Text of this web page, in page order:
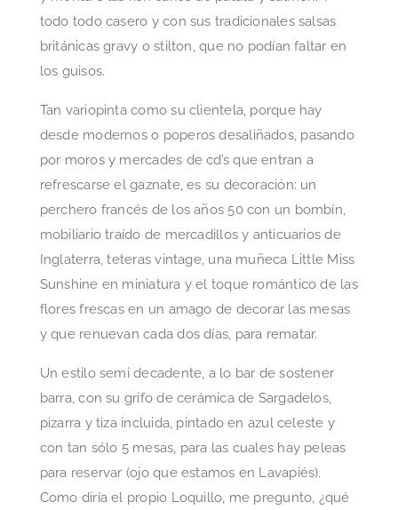
todo todo casero y con sus tradicionales salsas
británicas gravy o stilton, que no podían faltar en
los guisos.
Tan variopinta como su clientela, porque hay
desde modernos o poperos desaliñados, pasando
por moros y mercades de cd’s que entran a
refrescarse el gaznate, es su decoración: un
perchero francés de los años 50 con un bombín,
mobiliario traído de mercadillos y anticuarios de
Inglaterra, teteras vintage, una muñeca Little Miss
Sunshine en miniatura y el toque romántico de las
flores frescas en un amago de decorar las mesas
y que renuevan cada dos días, para rematar.
Un estilo semi decadente, a lo bar de sostener
barra, con su grifo de cerámica de Sargadelos,
pizarra y tiza incluida, pintado en azul celeste y
con tan sólo 5 mesas, para las cuales hay peleas
para reservar (ojo que estamos en Lavapiés).
Como diría el propio Loquillo, me pregunto, ¿qué